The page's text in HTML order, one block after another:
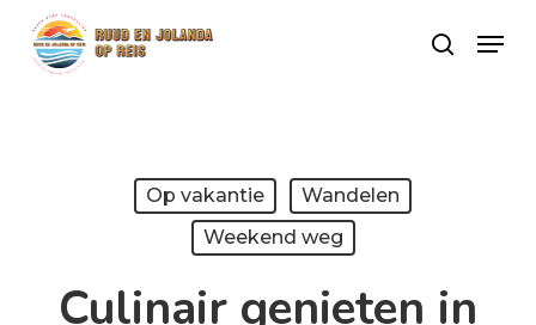
Skip
search
Menu
Op vakantie
Wandelen
Weekend weg
Culinair genieten in